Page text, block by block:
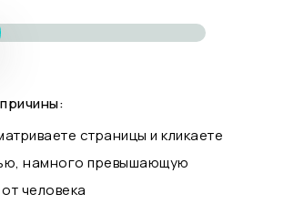
страницы и кликаете
намного превышающую
человека